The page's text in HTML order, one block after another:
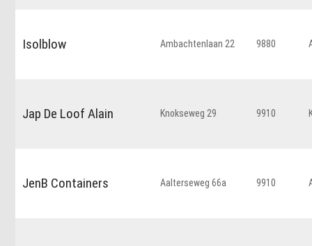
Isolblow Ambachtenlaan 22 9880
Jap De Loof Alain Knokseweg 29 9910
JenB Containers Aalterseweg 66a 9910